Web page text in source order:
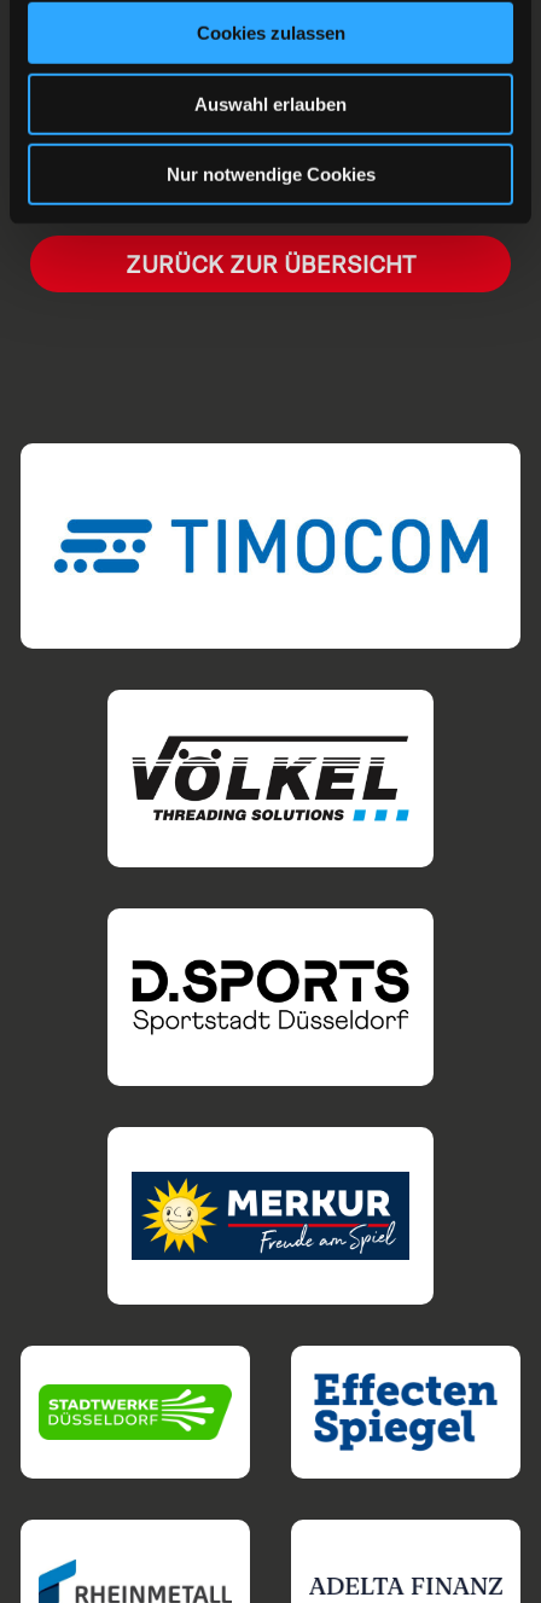
Cookies zulassen
Auswahl erlauben
Nur notwendige Cookies
Dennoch heißt es natürlich: HEJA HEJA DEG!
ZURÜCK ZUR ÜBERSICHT